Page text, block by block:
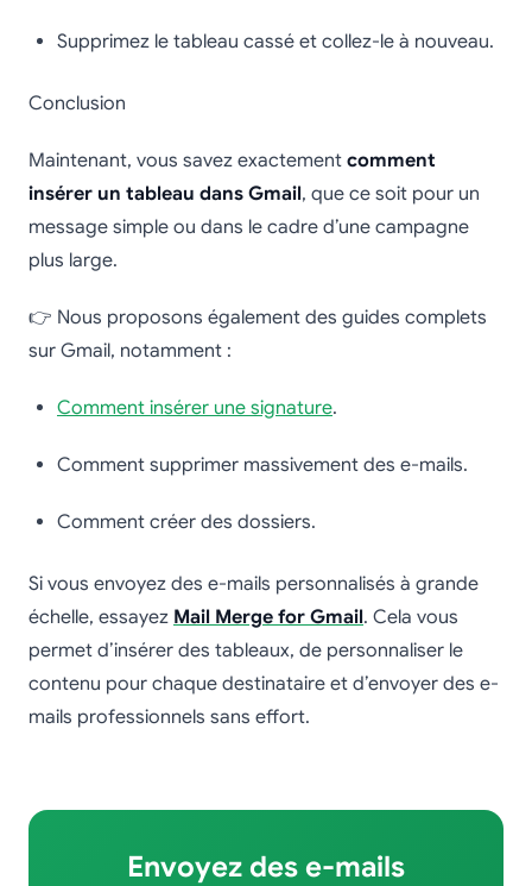
Supprimez le tableau cassé et collez-le à nouveau.
Conclusion
Maintenant, vous savez exactement comment
insérer un tableau dans Gmail, que ce soit pour un
message simple ou dans le cadre d’une campagne
plus large.
👉 Nous proposons également des guides complets
sur Gmail, notamment :
Comment insérer une signature.
Comment supprimer massivement des e-mails.
Comment créer des dossiers.
Si vous envoyez des e-mails personnalisés à grande
échelle, essayez Mail Merge for Gmail. Cela vous
permet d’insérer des tableaux, de personnaliser le
contenu pour chaque destinataire et d’envoyer des e-
mails professionnels sans effort.
Envoyez des e-mails